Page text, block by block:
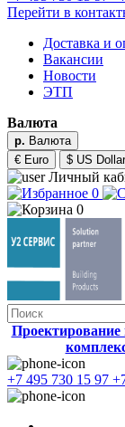
Перейти в
Доставка и
Вакансии
Новости
ЭТП
Валюта
р. Валюта
€ Euro
$ US Dollar
Личный
0
0
Проектирование
+7 495 730 15 97